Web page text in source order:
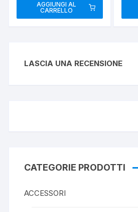
AGGIUNGI AL
CARRELLO
LASCIA UNA RECENSIONE
CATEGORIE PRODOTTI
ACCESSORI